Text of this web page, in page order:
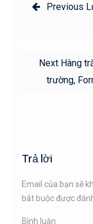
hướng
viết
Previous
Next Next
post:
Hàng
trường,
Trả lời
Email của bạn sẽ
bắt buộc được
Bình luận